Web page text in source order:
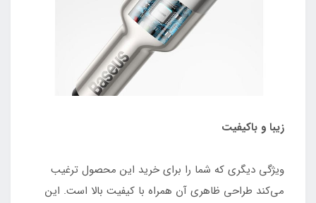
زیبا و باکیفیت
ویژگی دیگری که شما را برای خرید این محصول ترغیب
می‌کند طراحی ظاهری آن همراه با کیفیت بالا است. این